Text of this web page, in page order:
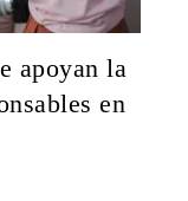
apoyan la
en